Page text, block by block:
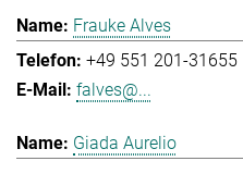
Frauke Alves
+49 551 201-31655
falves@...
Giada Aurelio